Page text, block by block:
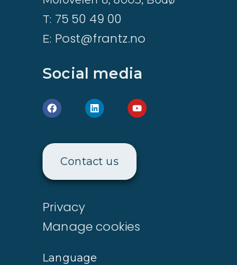
T: 75 50 49 00
E: Post@frantz.no
Social media
Contact us
Privacy
Manage cookies
Language